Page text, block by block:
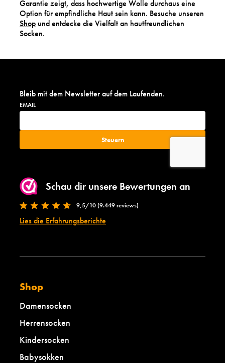
Garantie zeigt, dass hochwertige Wolle durchaus eine
Option für empfindliche Haut sein kann. Besuche unseren
Shop und entdecke die Vielfalt an hautfreundlichen
Socken.
Bleib mit dem Newsletter auf dem Laufenden.
Schau dir unsere Bewertungen an
9,5/10 (9.449 reviews)
Lies die Erfahrungsberichte
Shop
Damensocken
Herrensocken
Kindersocken
Babysokken